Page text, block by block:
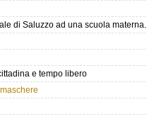
di Saluzzo ad una scuola materna.
e tempo libero
maschere